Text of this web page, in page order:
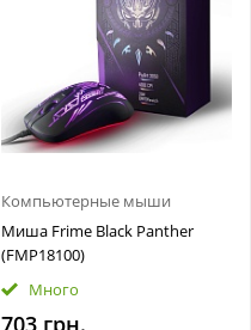
Компьютерные мыши
Миша Frime Black Panther
(FMP18100)
Много
703 грн.